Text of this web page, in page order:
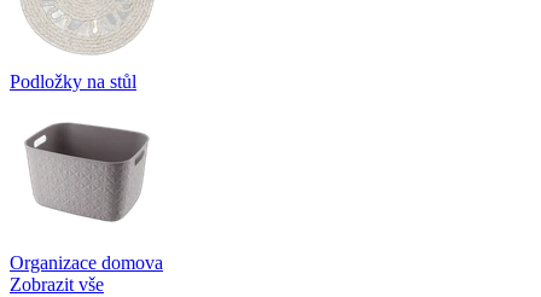
Podložky na stůl
Organizace domova
Zobrazit vše